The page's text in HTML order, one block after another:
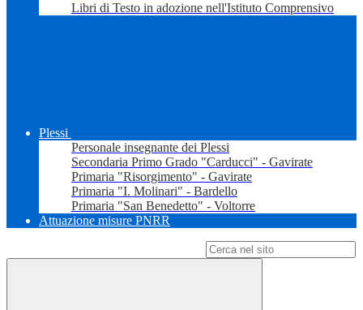
Libri di Testo in adozione nell'Istituto Comprensivo
Plessi
Personale insegnante dei Plessi
Secondaria Primo Grado "Carducci" - Gavirate
Primaria "Risorgimento" - Gavirate
Primaria "I. Molinari" - Bardello
Primaria "San Benedetto" - Voltorre
Attuazione misure PNRR